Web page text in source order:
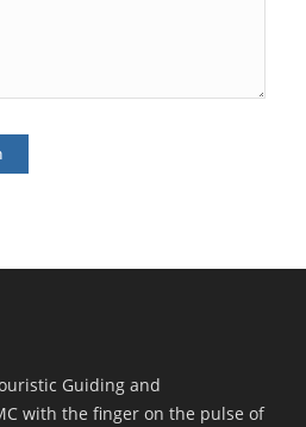
Guiding and
with the finger on the pulse of